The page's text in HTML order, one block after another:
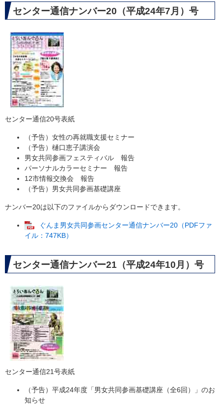
センター通信ナンバー20（平成24年7月）号
センター通信20号表紙
（予告）女性の再就職支援セミナー
（予告）樋口恵子講演会
男女共同参画フェスティバル 報告
パーソナルカラーセミナー 報告
12市情報交換会 報告
（予告）男女共同参画基礎講座
ナンバー20は以下のファイルからダウンロードできます。
ぐんま男女共同参画センター通信ナンバー20（PDFファ
イル：747KB）
センター通信ナンバー21（平成24年10月）号
センター通信21号表紙
（予告）平成24年度「男女共同参画基礎講座（全6回）」のお
知らせ